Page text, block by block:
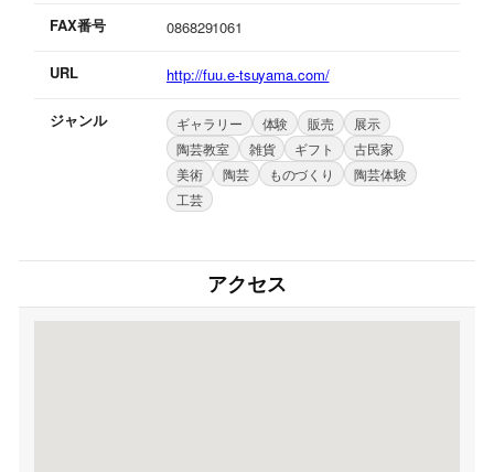
FAX番号 0868291061
URL http://fuu.e-tsuyama.com/
ジャンル ギャラリー 体験 販売
展示
陶芸教室
雑貨 ギフト
古民家
美術
陶芸 ものづくり
陶芸体験
工芸
アクセス